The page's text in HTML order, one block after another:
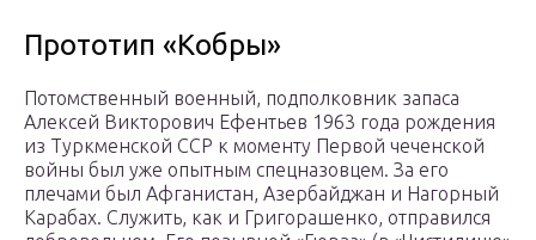
Прототип «Кобры»
Потомственный военный, подполковник запаса
Алексей Викторович Ефентьев 1963 года рождения
из Туркменской ССР к моменту Первой чеченской
войны был уже опытным спецназовцем. За его
плечами был Афганистан, Азербайджан и Нагорный
Карабах. Служить, как и Григорашенко, отправился